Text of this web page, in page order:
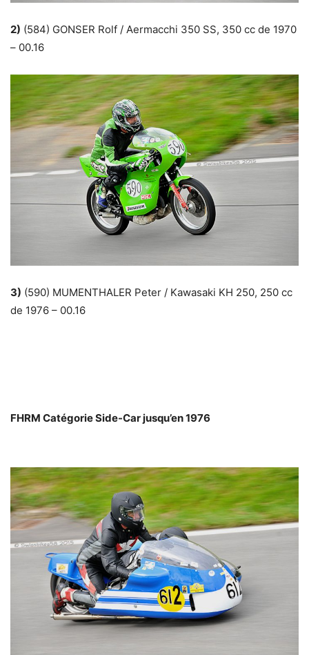
2) (584) GONSER Rolf / Aermacchi 350 SS, 350 cc de 1970
– 00.16
3) (590) MUMENTHALER Peter / Kawasaki KH 250, 250 cc
de 1976 – 00.16
FHRM Catégorie Side-Car jusqu’en 1976